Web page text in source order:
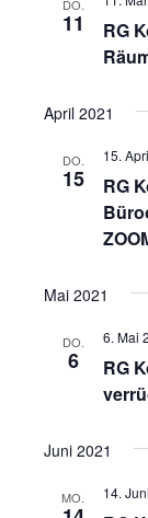
DO.
11
RG
April 2021
DO.
15
RG
15.
Mai 2021
DO.
6
RG
6. Mai
Juni 2021
MO. 14.